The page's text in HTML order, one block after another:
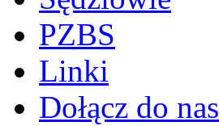
PZBS
Linki
Dołącz do nas